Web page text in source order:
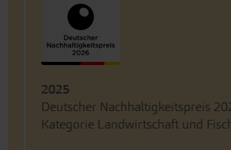
2025
Deutscher Nachhaltigkeitspreis
Kategorie Landwirtschaft und